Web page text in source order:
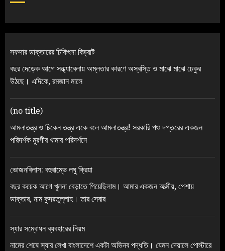
সফদার ডাক্তারের চিকিৎসা বিভ্রাট
বছর দেড়েক আগে সন্ধ্যাবেলায় অম্লতার কারণে অস্বস্তি ও মাঝে মাঝে ঢেকুর
উঠছে। এদিকে, রমজান মাসে
(no title)
আমলাতন্ত্র ও চিকেন তন্ত্র একে বলে আমলাতন্ত্র! সরকারি পশু দপ্তরের একজন
পরিদর্শক মুরগীর খামার পরিদর্শনে
ভোজনবিলাস: বহুরাম্ভে লঘু ক্রিয়া
বছর কয়েক আগে খুলনা বেড়াতে গিয়েছিলাম। আমার একজন আত্মীয়, পেশায়
ডাক্তার, নাম কুদরতুল্লাহ। তার সেবার
স্যার সম্বোধন ব্যবহারের নিয়ম
নামের শেষে স্যার লেখা বাংলাদেশে একটা অভিনব পদ্ধতি। যেমন দেয়ালে পোস্টারে